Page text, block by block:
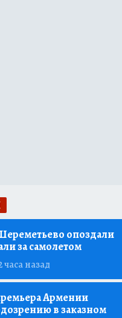
опоздали
за самолетом
часа назад
Армении
в заказном